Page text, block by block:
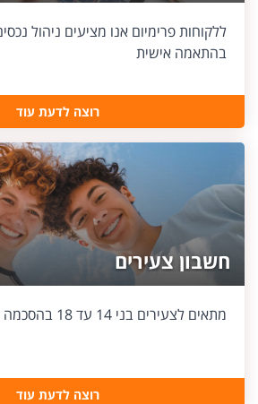
ללקוחות פרימיום אנו מציעים ניהול
בהתאמה אישית
רוצה לדעת עוד
חשבון צעירים
מתאים לצעירים בני 14 עד 18 בהסכמה בכתב של ההורים
רוצה לדעת עוד